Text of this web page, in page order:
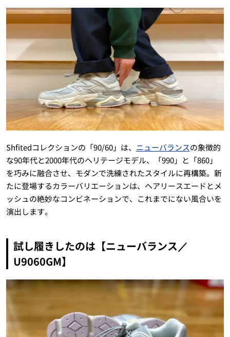
Shfitedコレクションの「90/60」は、 ニューバランスの象徴的
な90年代と2000年代のヘリテージモデル、「990」と「860」
を巧みに融合させ、モダンで洗練されたスタイルに再構築。新
たに登場するカラーバリエーションは、ヘアリースエードとメ
ッシュの絶妙なコンビネーションで、これまでにない風合いを
演出します。
試し履きしたのは【ニューバランス／
U9060GM】